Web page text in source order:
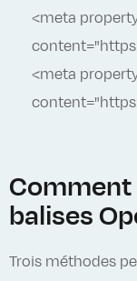
<meta
<meta
balises
Trois méthodes